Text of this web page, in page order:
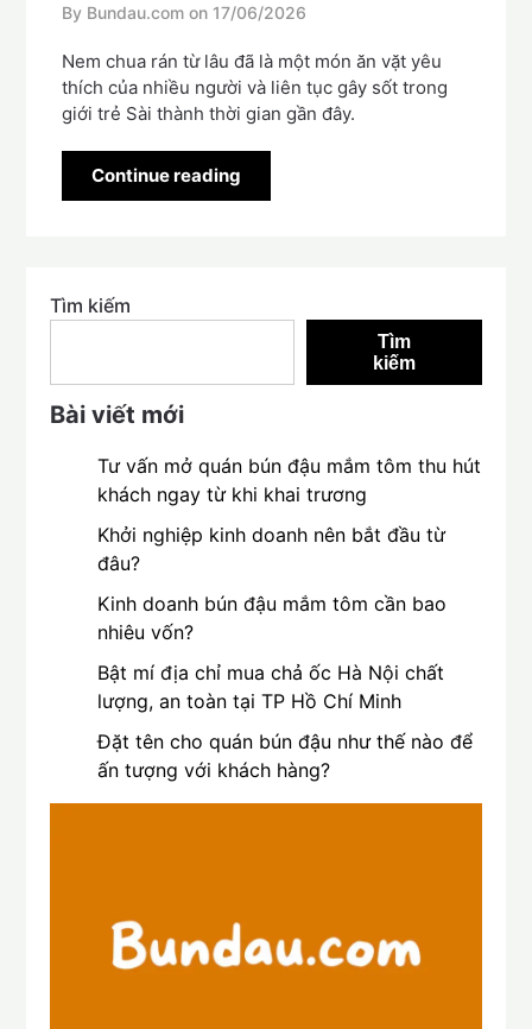
By Bundau.com on 17/06/2026
Nem chua rán từ lâu đã là một món ăn vặt yêu
thích của nhiều người và liên tục gây sốt trong
giới trẻ Sài thành thời gian gần đây.
Continue reading
Tìm kiếm
Tìm
kiếm
Bài viết mới
Tư vấn mở quán bún đậu mắm tôm thu hút
khách ngay từ khi khai trương
Khởi nghiệp kinh doanh nên bắt đầu từ
đâu?
Kinh doanh bún đậu mắm tôm cần bao
nhiêu vốn?
Bật mí địa chỉ mua chả ốc Hà Nội chất
lượng, an toàn tại TP Hồ Chí Minh
Đặt tên cho quán bún đậu như thế nào để
ấn tượng với khách hàng?